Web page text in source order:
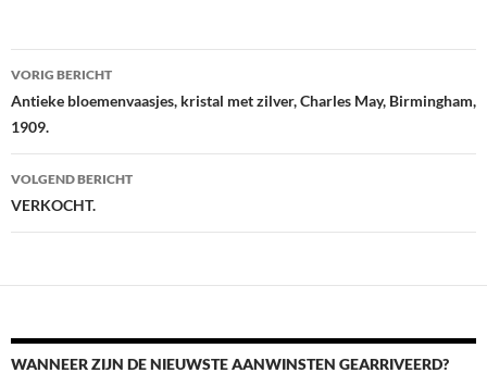
Berichtnavigatie
VORIG BERICHT
Antieke bloemenvaasjes, kristal met zilver, Charles May, Birmingham,
1909.
VOLGEND BERICHT
VERKOCHT.
WANNEER ZIJN DE NIEUWSTE AANWINSTEN GEARRIVEERD?